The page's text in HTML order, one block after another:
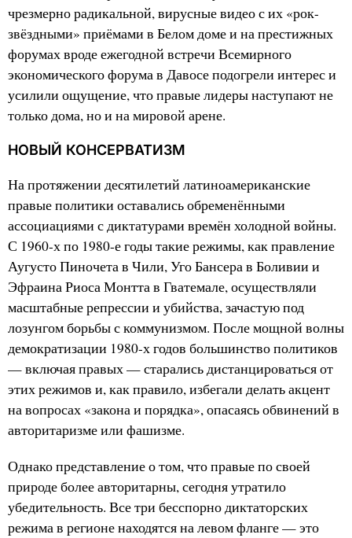
чрезмерно радикальной, вирусные видео с их «рок-
звёздными» приёмами в Белом доме и на престижных
форумах вроде ежегодной встречи Всемирного
экономического форума в Давосе подогрели интерес и
усилили ощущение, что правые лидеры наступают не
только дома, но и на мировой арене.
НОВЫЙ КОНСЕРВАТИЗМ
На протяжении десятилетий латиноамериканские
правые политики оставались обременёнными
ассоциациями с диктатурами времён холодной войны.
С 1960-х по 1980-е годы такие режимы, как правление
Аугусто Пиночета в Чили, Уго Бансера в Боливии и
Эфраина Риоса Монтта в Гватемале, осуществляли
масштабные репрессии и убийства, зачастую под
лозунгом борьбы с коммунизмом. После мощной волны
демократизации 1980-х годов большинство политиков
— включая правых — старались дистанцироваться от
этих режимов и, как правило, избегали делать акцент
на вопросах «закона и порядка», опасаясь обвинений в
авторитаризме или фашизме.
Однако представление о том, что правые по своей
природе более авторитарны, сегодня утратило
убедительность. Все три бесспорно диктаторских
режима в регионе находятся на левом фланге — это